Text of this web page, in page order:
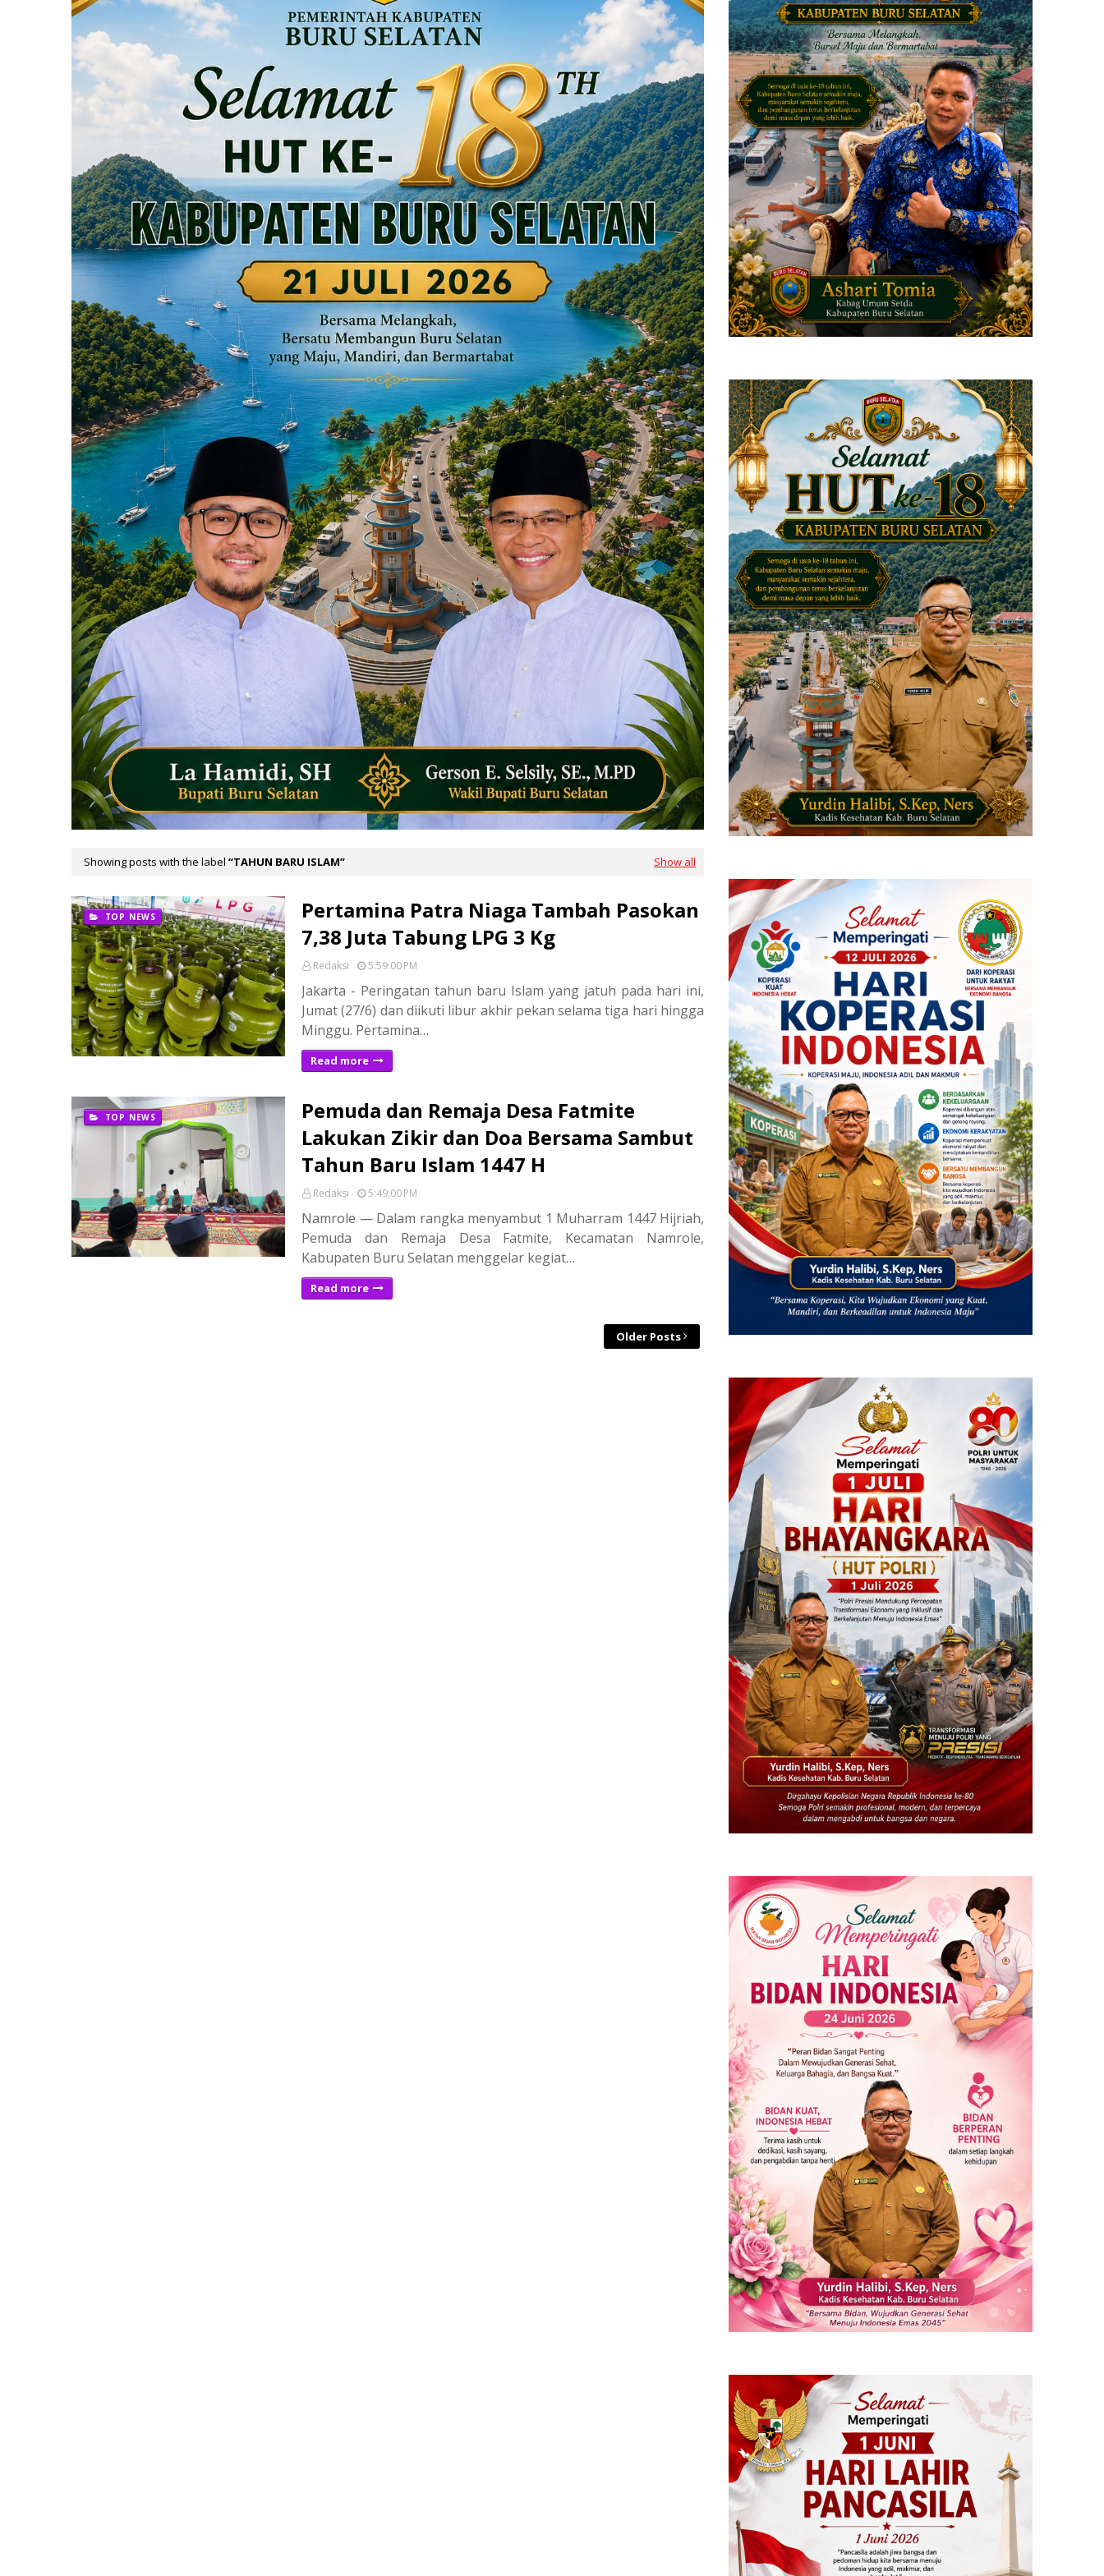
Showing posts with the label TAHUN BARU ISLAM Show all
TOP NEWS
Pertamina Patra Niaga Tambah Pasokan
7,38 Juta Tabung LPG 3 Kg
Redaksi 5:59:00 PM
Jakarta - Peringatan tahun baru Islam yang jatuh pada hari ini,
Jumat (27/6) dan diikuti libur akhir pekan selama tiga hari hingga
Minggu. Pertamina…
Read more
TOP NEWS
Pemuda dan Remaja Desa Fatmite
Lakukan Zikir dan Doa Bersama Sambut
Tahun Baru Islam 1447 H
Redaksi 5:49:00 PM
Namrole — Dalam rangka menyambut 1 Muharram 1447 Hijriah,
Pemuda dan Remaja Desa Fatmite, Kecamatan Namrole,
Kabupaten Buru Selatan menggelar kegiat…
Read more
Older Posts